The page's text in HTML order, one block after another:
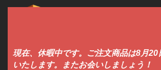
現在、休暇中です。ご注文商品は8月20
いたします。またお会いしましょう！